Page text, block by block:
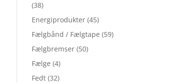
(38)
Energiprodukter (45)
Fælgbånd / Fælgtape (59)
Fælgbremser (50)
Fælge (4)
Fedt (32)